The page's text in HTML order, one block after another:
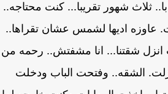
ثلاث شهور تقريبا... كنت محتاجه..
اديها لشمس عشان تقراها..
شقتنا... انا مشفتش.. رحمه من
الشقه.. وفتحت الباب ودخلت